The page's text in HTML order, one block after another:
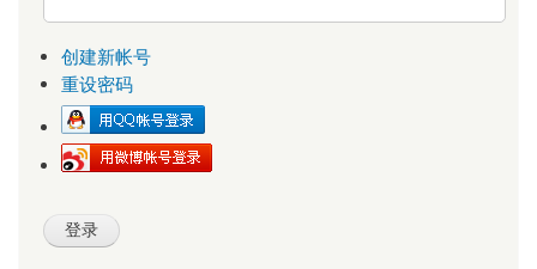
创建新帐号
重设密码